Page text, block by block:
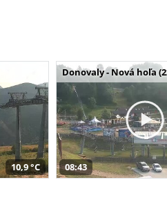
10,9 °C
Donovaly - Nová hoľa
08:43